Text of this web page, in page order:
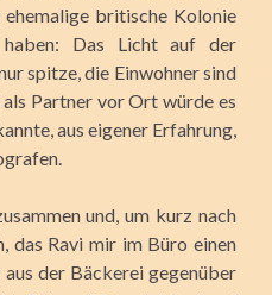
britische Kolonie
Das Licht auf der
spitze, die Einwohner sind
Partner vor Ort würde es
aus eigener Erfahrung,
und, um kurz nach
das Ravi mir im Büro einen
der Bäckerei gegenüber